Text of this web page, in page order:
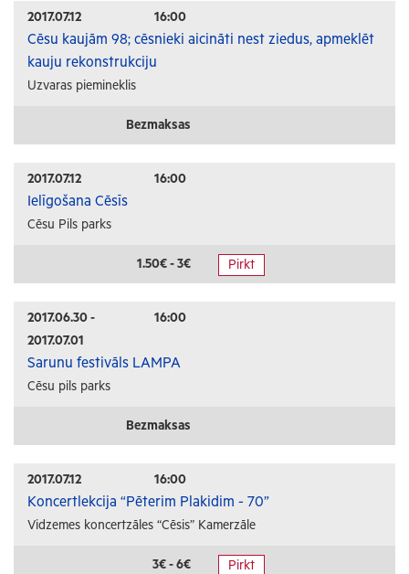
Sports
Florbols
Slēpošana
Izglītība
Konferences
Kursi un semināri
Radošās darbnīcas
Lekcijas
Interešu pasākumi
Ģimenēm ar bērniem
2017.07.12 16:00
Cēsu kaujām 98; cēsnieki aicināti nest ziedus, apmeklēt
kauju rekonstrukciju
Uzvaras piemineklis
Bezmaksas
2017.07.12 16:00
Ielīgošana Cēsīs
Cēsu Pils parks
1.50€ - 3€ Pirkt
2017.06.30 -
2017.07.01
16:00
Sarunu festivāls LAMPA
Cēsu pils parks
Bezmaksas
2017.07.12 16:00
Koncertlekcija “Pēterim Plakidim - 70”
Vidzemes koncertzāles “Cēsis” Kamerzāle
3€ - 6€ Pirkt